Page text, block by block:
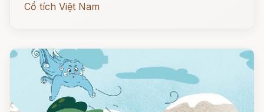
Cổ tích Việt Nam